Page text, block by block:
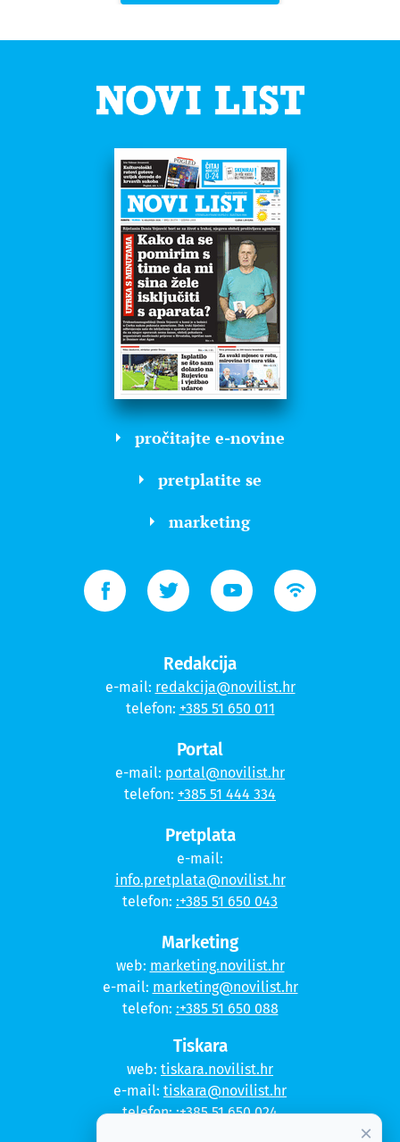
pročitajte e-novine
pretplatite se
marketing
Redakcija
e-mail: redakcija@novilist.hr
telefon: +385 51 650 011
Portal
e-mail: portal@novilist.hr
telefon: +385 51 444 334
Pretplata
e-mail:
info.pretplata@novilist.hr
telefon: :+385 51 650 043
Marketing
web: marketing.novilist.hr
e-mail: marketing@novilist.hr
telefon: :+385 51 650 088
Tiskara
web: tiskara.novilist.hr
e-mail: tiskara@novilist.hr
telefon::+385 51 650 024
×